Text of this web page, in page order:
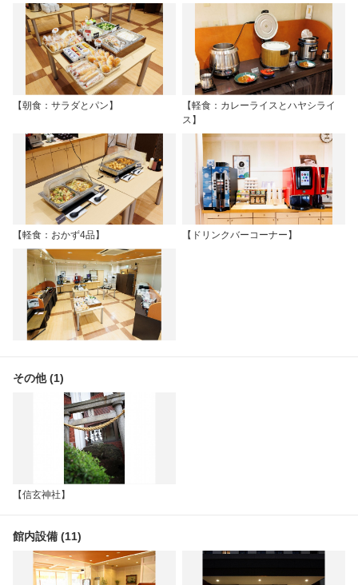
【朝食：サラダとパン】
【軽食：カレーライスとハヤシライ
ス】
【軽食：おかず4品】 【ドリンクバーコーナー】
その他 (1)
【信玄神社】
館内設備 (11)